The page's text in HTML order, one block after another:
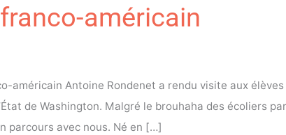
américain
américain Antoine Rondenet a rendu visite aux
de Washington. Malgré le brouhaha des écoliers
parcours avec nous. Né en […]